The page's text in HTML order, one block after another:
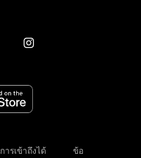
การเข้าถึงได้ ข้อ